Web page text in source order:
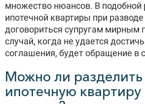
множество нюансов. В подобной
ипотечной квартиры при
договориться супругам мирным
случай, когда не удается
соглашения, будет обращение в
Можно ли разделить
ипотечную квартиру